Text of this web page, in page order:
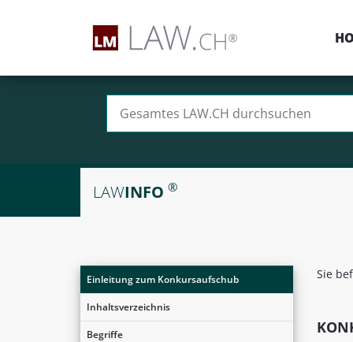
LAWINFO ®
Einleitung zum Konkursaufschub
Inhaltsverzeichnis
Begriffe
Sie